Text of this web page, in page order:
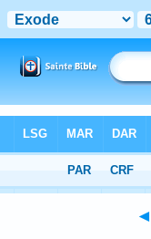
Chapitre 6> Verset 30
◄